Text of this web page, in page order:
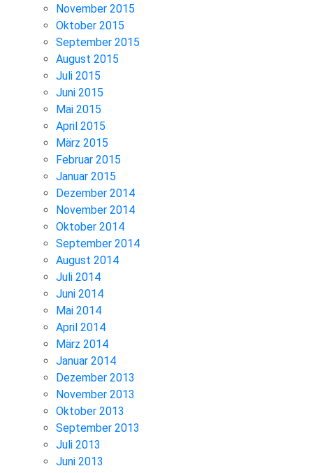
November 2015
Oktober 2015
September 2015
August 2015
Juli 2015
Juni 2015
Mai 2015
April 2015
März 2015
Februar 2015
Januar 2015
Dezember 2014
November 2014
Oktober 2014
September 2014
August 2014
Juli 2014
Juni 2014
Mai 2014
April 2014
März 2014
Januar 2014
Dezember 2013
November 2013
Oktober 2013
September 2013
Juli 2013
Juni 2013